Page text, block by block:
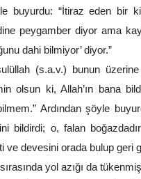
buyurdu: “İtiraz eden bir
peygamber diyor ama
dahi bilmiyor’ diyor.”
(s.a.v.) bunun
olsun ki, Allah’ın bana
Ardından şöyle
bildirdi; o, falan
ve devesini orada bulup geri
yol azığı da